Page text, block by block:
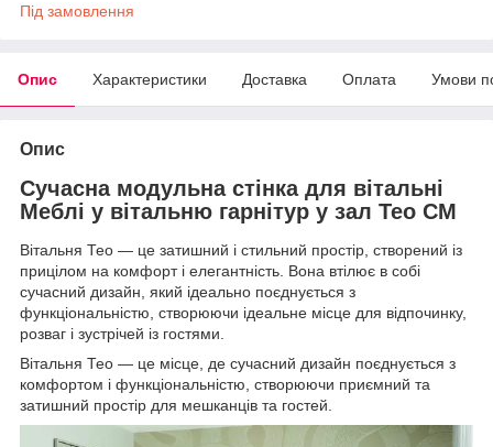
Під замовлення
Опис Характеристики Доставка Оплата Умови
Опис
Сучасна модульна стінка для вітальні
Меблі у вітальню гарнітур у зал Тео СМ
Вітальня Тео — це затишний і стильний простір, створений із
прицілом на комфорт і елегантність. Вона втілює в собі
сучасний дизайн, який ідеально поєднується з
функціональністю, створюючи ідеальне місце для відпочинку,
розваг і зустрічей із гостями.
Вітальня Тео — це місце, де сучасний дизайн поєднується з
комфортом і функціональністю, створюючи приємний та
затишний простір для мешканців та гостей.